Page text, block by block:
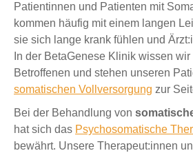
Patientinnen und Patienten mit
kommen häufig mit einem langen
sie sich lange krank fühlen und
In der BetaGenese Klinik wissen
Betroffenen und stehen unseren
somatischen Vollversorgung zur
Bei der Behandlung von
hat sich das Psychosomatische
bewährt. Unsere Therapeut:innen